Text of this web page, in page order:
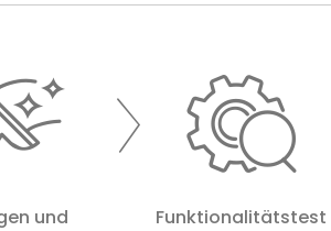
und
Funktionalitätstest